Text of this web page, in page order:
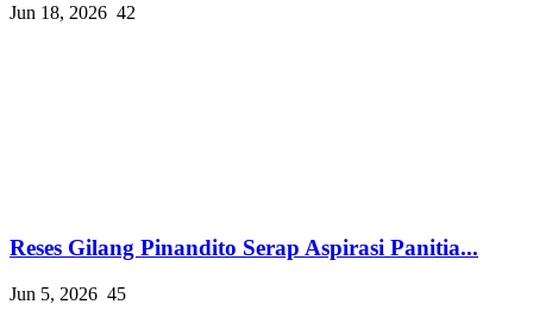
Jun 18, 2026 42
Reses Gilang Pinandito Serap Aspirasi Panitia...
Jun 5, 2026 45